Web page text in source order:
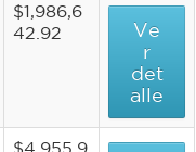
$1,986,6
42.92
Ve
r
det
alle
$4,955,9